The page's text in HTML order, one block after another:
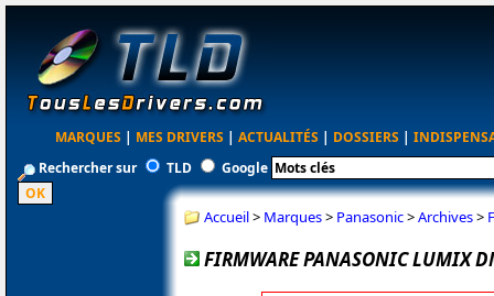
MARQUES | MES DRIVERS | ACTUALITÉS | DOSSIERS |
Rechercher sur
TLD Google
Accueil> Marques> Panasonic>Archives>
FIRMWARE PANASONIC LUMIX